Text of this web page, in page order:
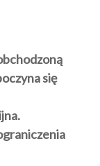
się